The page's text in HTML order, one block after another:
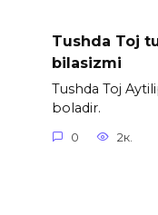
Tushda Toj
bilasizmi
Tushda Toj
boladir.
0 2к.